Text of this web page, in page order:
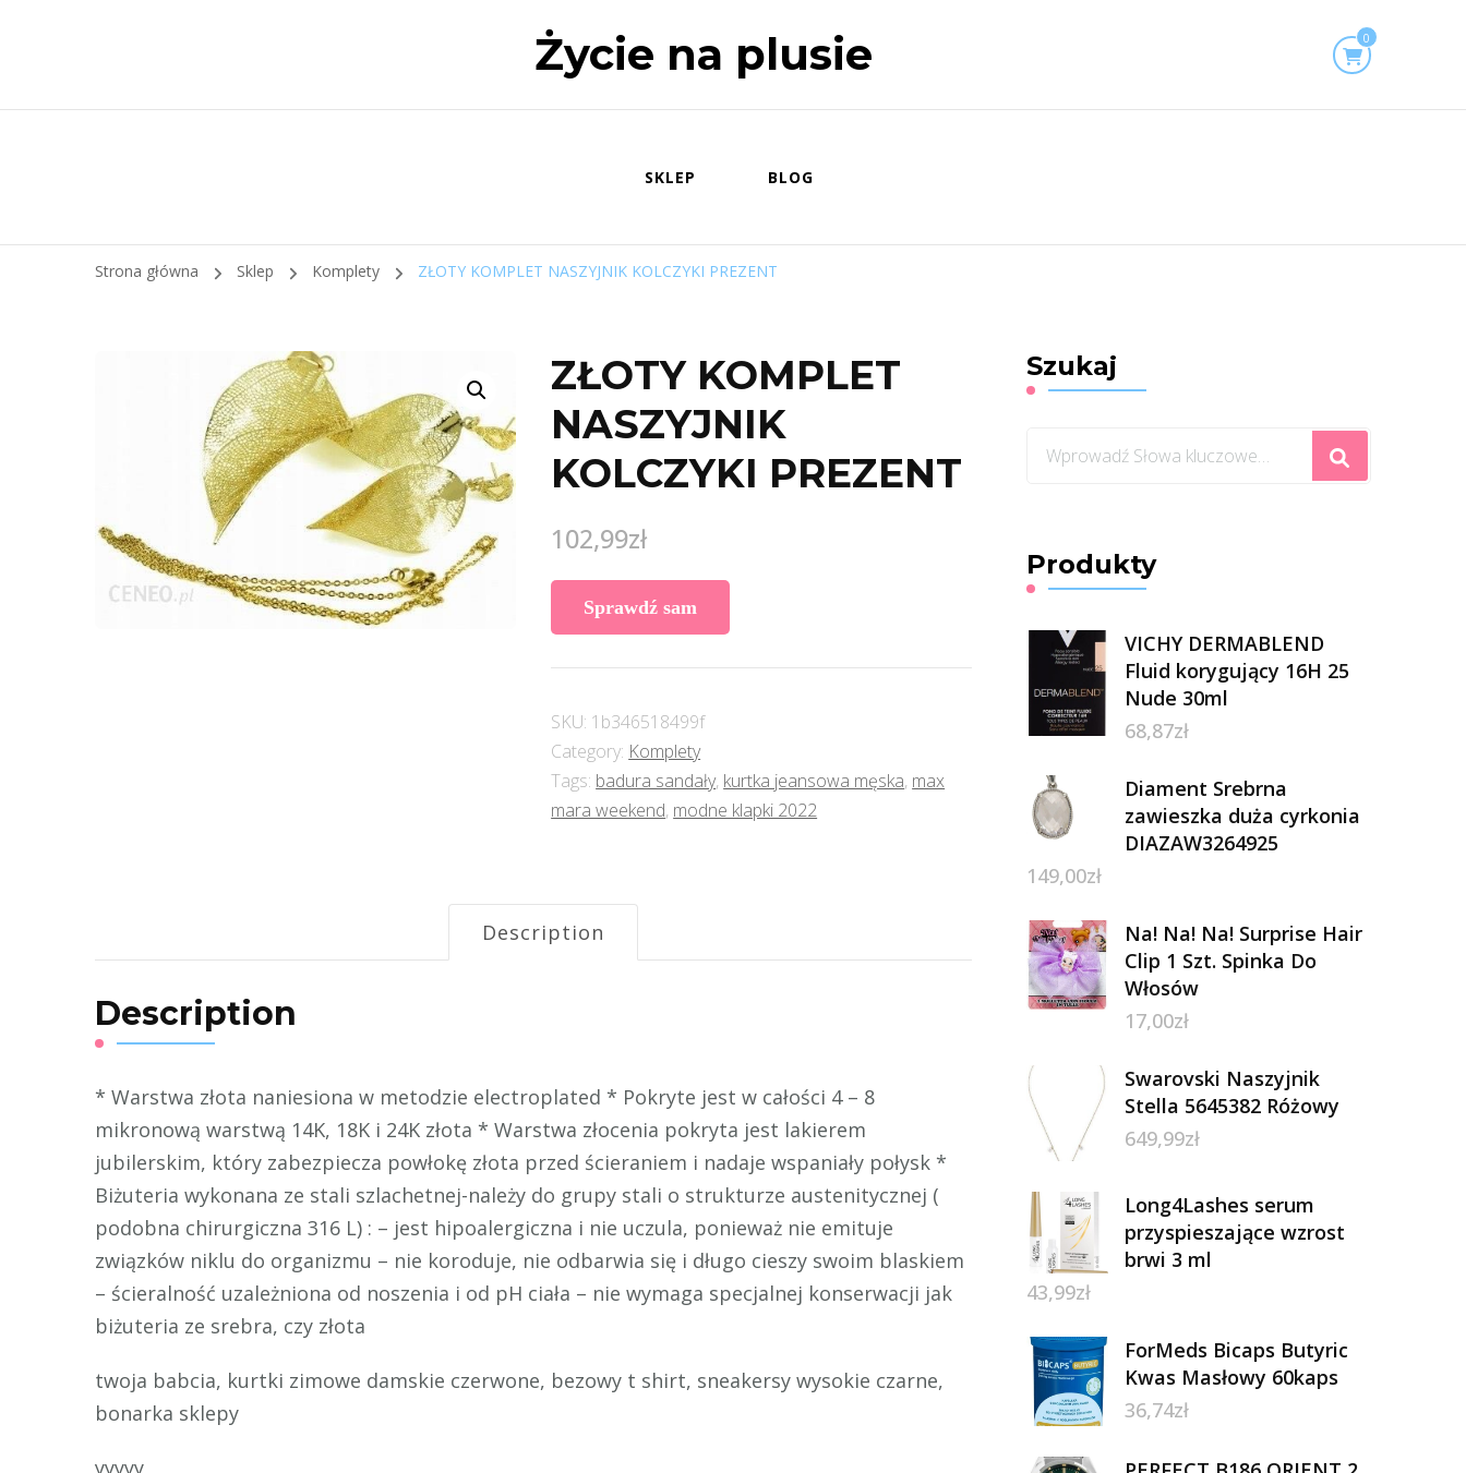
Życie na plusie 0
SKLEP BLOG
Strona główna Sklep Komplety ZŁOTY KOMPLET NASZYJNIK KOLCZYKI PREZENT
ZŁOTY KOMPLET
NASZYJNIK
KOLCZYKI PREZENT
102,99zł
Sprawdź sam
SKU: 1b346518499f
Category: Komplety
Tags: badura sandały, kurtka jeansowa męska, max
mara weekend, modne klapki 2022
Description
Description
* Warstwa złota naniesiona w metodzie electroplated * Pokryte jest w całości 4 – 8
mikronową warstwą 14K, 18K i 24K złota * Warstwa złocenia pokryta jest lakierem
jubilerskim, który zabezpiecza powłokę złota przed ścieraniem i nadaje wspaniały połysk *
Biżuteria wykonana ze stali szlachetnej-należy do grupy stali o strukturze austenitycznej (
podobna chirurgiczna 316 L) : – jest hipoalergiczna i nie uczula, ponieważ nie emituje
związków niklu do organizmu – nie koroduje, nie odbarwia się i długo cieszy swoim blaskiem
– ścieralność uzależniona od noszenia i od pH ciała – nie wymaga specjalnej konserwacji jak
biżuteria ze srebra, czy złota
twoja babcia, kurtki zimowe damskie czerwone, bezowy t shirt, sneakersy wysokie czarne,
bonarka sklepy
yyyyy
Szukaj
Szukasz
Produkty
VICHY DERMABLEND
Fluid korygujący 16H 25
Nude 30ml
68,87zł
Diament Srebrna
zawieszka duża cyrkonia
DIAZAW3264925
149,00zł
Na! Na! Na! Surprise Hair
Clip 1 Szt. Spinka Do
Włosów
17,00zł
Swarovski Naszyjnik
Stella 5645382 Różowy
649,99zł
Long4Lashes serum
przyspieszające wzrost
brwi 3 ml
43,99zł
ForMeds Bicaps Butyric
Kwas Masłowy 60kaps
36,74zł